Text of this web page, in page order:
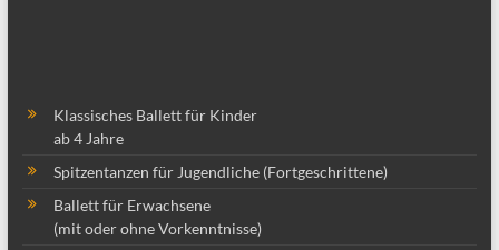
Klassisches Ballett für Kinder
ab 4 Jahre
Spitzentanzen für Jugendliche (Fortgeschrittene)
Ballett für Erwachsene
(mit oder ohne Vorkenntnisse)